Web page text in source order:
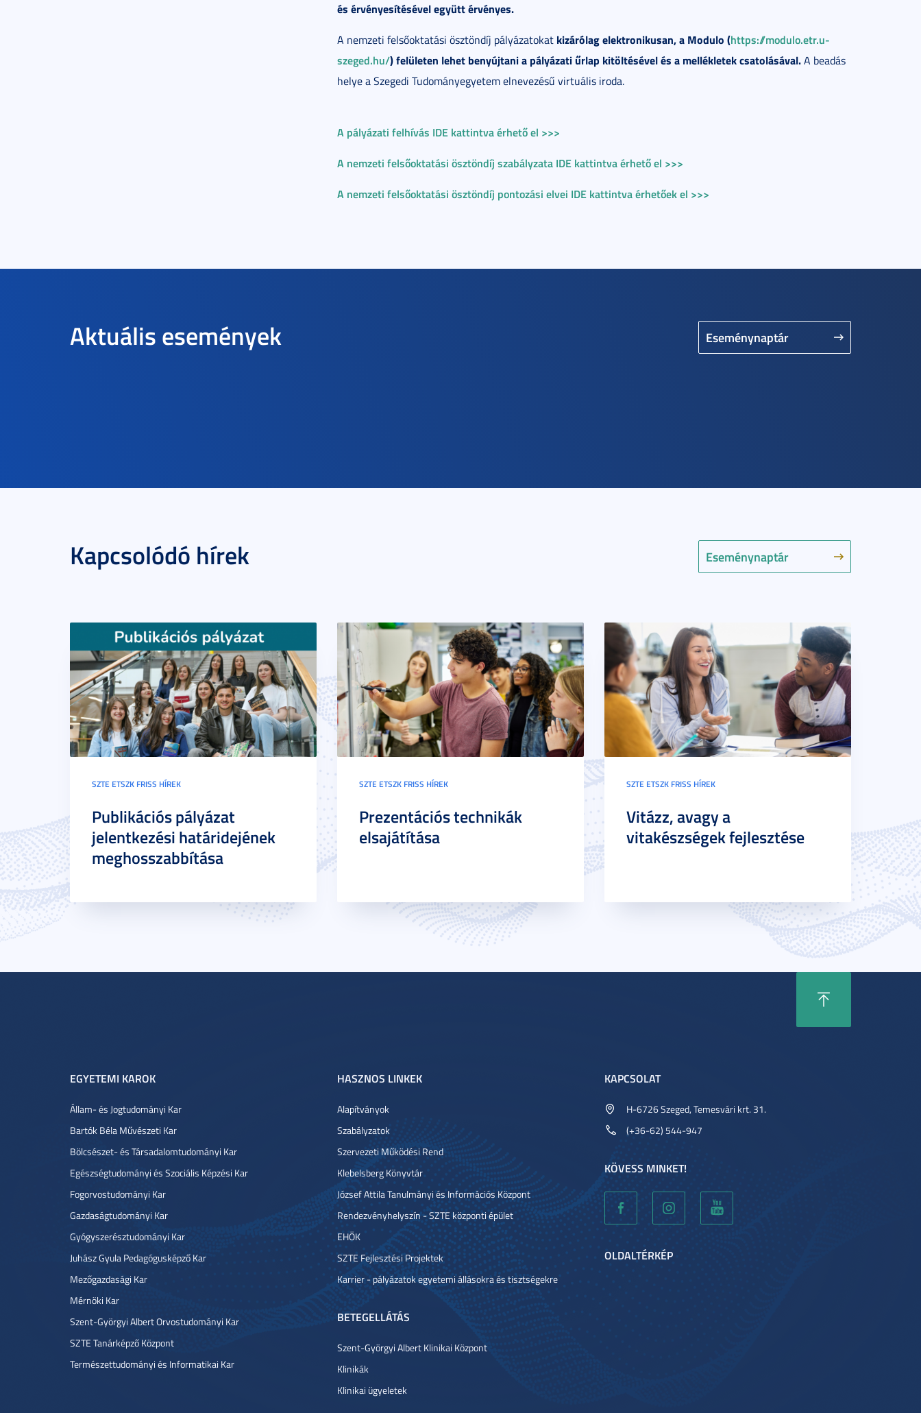
és érvényesítésével együtt érvényes.
A nemzeti felsőoktatási ösztöndíj pályázatokat kizárólag elektronikusan, a Modulo (https://modulo.etr.u-
szeged.hu/) felületen lehet benyújtani a pályázati űrlap kitöltésével és a mellékletek csatolásával.A beadás
helye a Szegedi Tudományegyetem elnevezésű virtuális iroda.
A pályázati felhívás IDE kattintva érhető el >>>
A nemzeti felsőoktatási ösztöndíj szabályzata IDE kattintva érhető el >>>
A nemzeti felsőoktatási ösztöndíj pontozási elvei IDE kattintva érhetőek el >>>
Aktuális események Eseménynaptár
Kapcsolódó hírek Eseménynaptár
SZTE ETSZK FRISS HÍREK
Publikációs pályázat
jelentkezési határidejének
meghosszabbítása
SZTE ETSZK FRISS HÍREK
Prezentációs technikák
elsajátítása
SZTE ETSZK FRISS HÍREK
Vitázz, avagy a
vitakészségek fejlesztése
EGYETEMI KAROK
Állam- és Jogtudományi Kar
Bartók Béla Művészeti Kar
Bölcsészet- és Társadalomtudományi Kar
Egészségtudományi és Szociális Képzési Kar
Fogorvostudományi Kar
Gazdaságtudományi Kar
Gyógyszerésztudományi Kar
Juhász Gyula Pedagógusképző Kar
Mezőgazdasági Kar
Mérnöki Kar
Szent-Györgyi Albert Orvostudományi Kar
SZTE Tanárképző Központ
Természettudományi és Informatikai Kar
HASZNOS LINKEK
Alapítványok
Szabályzatok
Szervezeti Működési Rend
Klebelsberg Könyvtár
József Attila Tanulmányi és Információs Központ
Rendezvényhelyszín - SZTE központi épület
EHÖK
SZTE Fejlesztési Projektek
Karrier - pályázatok egyetemi állásokra és tisztségekre
BETEGELLÁTÁS
Szent-Györgyi Albert Klinikai Központ
Klinikák
Klinikai ügyeletek
KAPCSOLAT
H-6726 Szeged, Temesvári krt. 31.
(+36-62) 544-947
KÖVESS MINKET!
OLDALTÉRKÉP